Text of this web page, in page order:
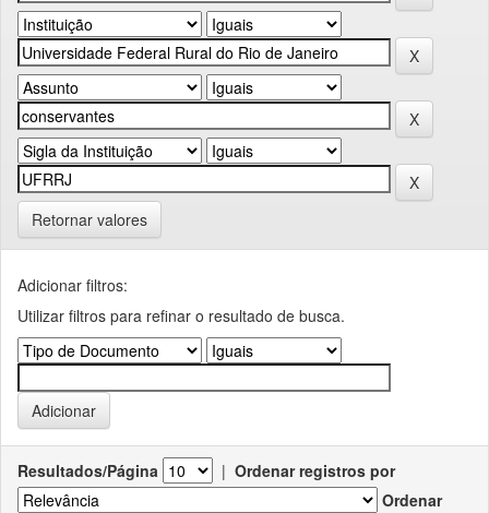
Retornar valores
Adicionar filtros:
Utilizar filtros para refinar o resultado de busca.
Resultados/Página | Ordenar registros por
Ordenar